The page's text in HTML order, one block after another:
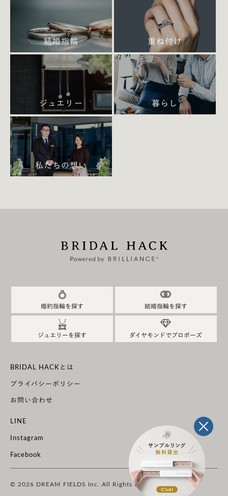
Happy（幸せ／半角5文字）
Peace（平和／半角5文字）
Beloved（最愛の人／半角7文字）
Forever（永遠に／半角7文字）
With You（あなたともに／スペース含め半角8文字）
One Love（ただひとつの愛／スペース含め半角8文
字）
True Love（真実の愛／スペース含め半角8文字）
My Destiny（私の運命の人／スペース含め半角10文
字）
Forevermore（永遠に／半角11文字）
Destined to Be（こうなる運命だった／半角14文
Now and Forever（今も、そしてこれからも／半角
Always with you（いつもあなたと一緒に／半角15
Happy ever after（ずっと幸せに／半角16文字）
My Life & My Love（あなたは私の人生であり愛／半
角17文字）
More Than Anything（何よりも／半角18文字）
Forever Begins＜記念日の日付＞ (永遠は＜この日＞
から始まった)
結婚指輪 重ね付け
ジュエリー 暮らし
私たちの想い
婚約指輪を探す 結婚指輪を探す
ジュエリーを探す ダイヤモンドでプロポーズ
BRIDAL HACKとは
プライバシーポリシー
お問い合わせ
LINE
Instagram
Facebook
© 2026 DREAM FIELDS Inc. All Rights Reserved.